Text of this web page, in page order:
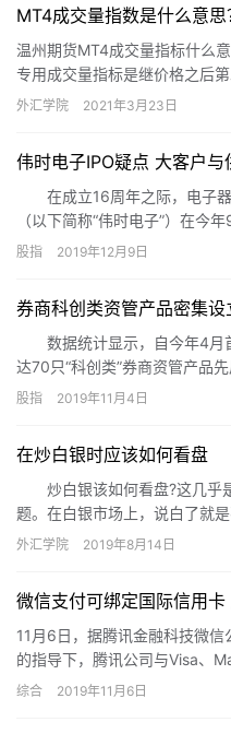
MT4成交量指数是什么意
温州期货MT4成交量指标什
专用成交量指标是继价格之后
者来说有一定的使用价值。大
外汇学院 2021年3月23日
伟时电子IPO疑点 大客户与
在成立16周年之际，电子器
（以下简称“伟时电子”）在今
会官网最新披露的消息显示，
时还稳居公司第一大供应商，
伟时电子则需要对这种“既是
解释。
股指 2019年12月9日
券商科创类资管产品密集
数据统计显示，自今年4月
达70只“科创类”券商资管产品先
股指 2019年11月4日
在炒白银时应该如何看盘
炒白银该如何看盘?这几乎
题。在白银市场上，说白了就
弈，投资技术高的人可以在这
盘。
外汇学院 2019年8月14日
微信支付可绑定国际信用
11月6日，据腾讯金融科技微
的指导下，腾讯公司与Visa、
Discover Global N…
综合 2019年11月6日